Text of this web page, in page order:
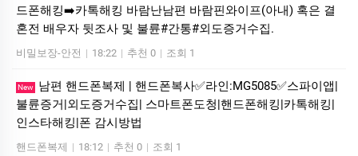
드폰해킹➡️카톡해킹 바람난남편 바람핀와이프(아내) 혹은 결
혼전 배우자 뒷조사 및 불륜#간통#외도증거수집.
비밀보장-안전 | 18:22 | 추천 0 | 조회 1
New
남편 핸드폰복제 | 핸드폰복사✅라인:MG5085✅스파이앱|
불륜증거|외도증거수집| 스마트폰도청|핸드폰해킹|카톡해킹|
인스타해킹|폰 감시방법
핸드폰복제 | 18:12 | 추천 0 | 조회 1